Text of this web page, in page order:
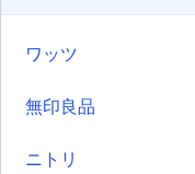
ワッツ
無印良品
ニトリ